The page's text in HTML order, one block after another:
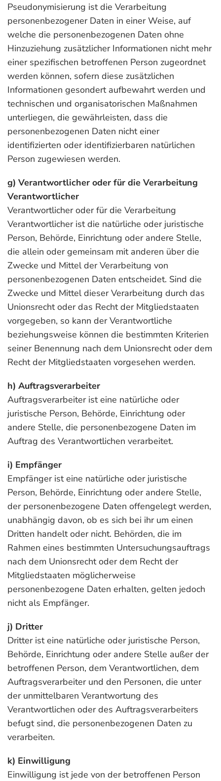
Pseudonymisierung ist die Verarbeitung
personenbezogener Daten in einer Weise, auf
welche die personenbezogenen Daten ohne
Hinzuziehung zusätzlicher Informationen nicht mehr
einer spezifischen betroffenen Person zugeordnet
werden können, sofern diese zusätzlichen
Informationen gesondert aufbewahrt werden und
technischen und organisatorischen Maßnahmen
unterliegen, die gewährleisten, dass die
personenbezogenen Daten nicht einer
identifizierten oder identifizierbaren natürlichen
Person zugewiesen werden.
g) Verantwortlicher oder für die Verarbeitung
Verantwortlicher
Verantwortlicher oder für die Verarbeitung
Verantwortlicher ist die natürliche oder juristische
Person, Behörde, Einrichtung oder andere Stelle,
die allein oder gemeinsam mit anderen über die
Zwecke und Mittel der Verarbeitung von
personenbezogenen Daten entscheidet. Sind die
Zwecke und Mittel dieser Verarbeitung durch das
Unionsrecht oder das Recht der Mitgliedstaaten
vorgegeben, so kann der Verantwortliche
beziehungsweise können die bestimmten Kriterien
seiner Benennung nach dem Unionsrecht oder dem
Recht der Mitgliedstaaten vorgesehen werden.
h) Auftragsverarbeiter
Auftragsverarbeiter ist eine natürliche oder
juristische Person, Behörde, Einrichtung oder
andere Stelle, die personenbezogene Daten im
Auftrag des Verantwortlichen verarbeitet.
i) Empfänger
Empfänger ist eine natürliche oder juristische
Person, Behörde, Einrichtung oder andere Stelle,
der personenbezogene Daten offengelegt werden,
unabhängig davon, ob es sich bei ihr um einen
Dritten handelt oder nicht. Behörden, die im
Rahmen eines bestimmten Untersuchungsauftrags
nach dem Unionsrecht oder dem Recht der
Mitgliedstaaten möglicherweise
personenbezogene Daten erhalten, gelten jedoch
nicht als Empfänger.
j) Dritter
Dritter ist eine natürliche oder juristische Person,
Behörde, Einrichtung oder andere Stelle außer der
betroffenen Person, dem Verantwortlichen, dem
Auftragsverarbeiter und den Personen, die unter
der unmittelbaren Verantwortung des
Verantwortlichen oder des Auftragsverarbeiters
befugt sind, die personenbezogenen Daten zu
verarbeiten.
k) Einwilligung
Einwilligung ist jede von der betroffenen Person